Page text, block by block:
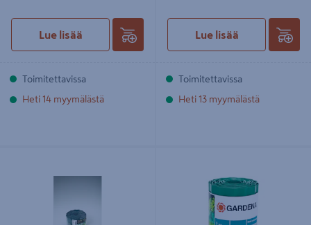
Lue lisää
Toimitettavissa
Heti 14 myymälästä
Lue lisää
Toimitettavissa
Heti 13 myymälästä